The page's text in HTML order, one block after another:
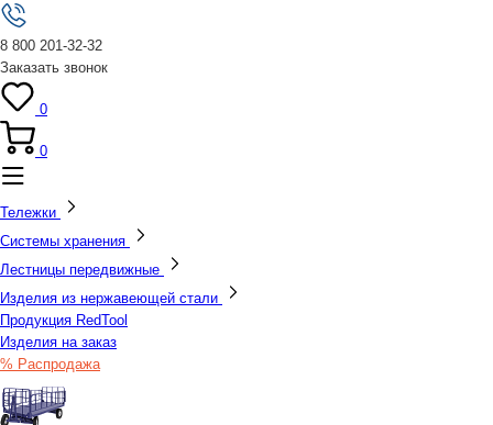
8 800 201-32-32
Заказать звонок
0
0
Тележки
Системы хранения
Лестницы передвижные
Изделия из нержавеющей стали
Продукция RedTool
Изделия на заказ
% Распродажа